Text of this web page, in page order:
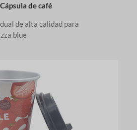
Cápsula de café
de alta calidad para
blue